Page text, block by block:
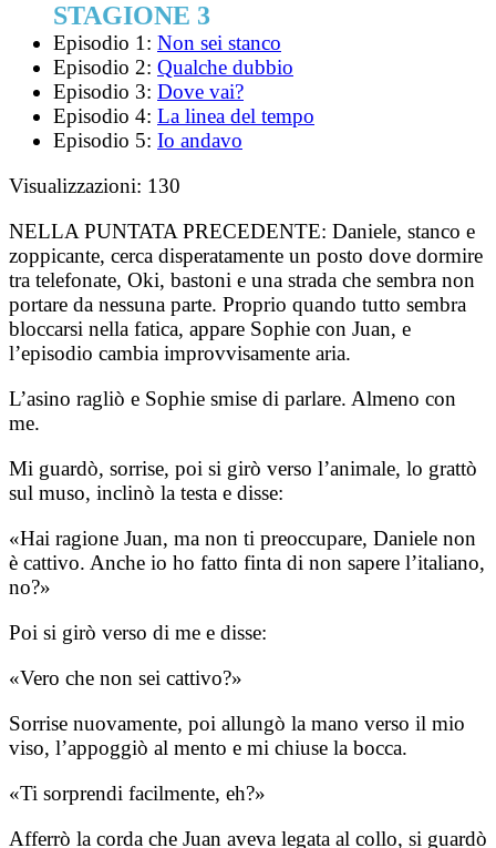
STAGIONE 3
Episodio 1: Non sei stanco
Episodio 2: Qualche dubbio
Episodio 3: Dove vai?
Episodio 4: La linea del tempo
Episodio 5: Io andavo
Visualizzazioni: 130
NELLA PUNTATA PRECEDENTE: Daniele, stanco e
zoppicante, cerca disperatamente un posto dove dormire
tra telefonate, Oki, bastoni e una strada che sembra non
portare da nessuna parte. Proprio quando tutto sembra
bloccarsi nella fatica, appare Sophie con Juan, e
l’episodio cambia improvvisamente aria.
L’asino ragliò e Sophie smise di parlare. Almeno con
me.
Mi guardò, sorrise, poi si girò verso l’animale, lo grattò
sul muso, inclinò la testa e disse:
«Hai ragione Juan, ma non ti preoccupare, Daniele non
è cattivo. Anche io ho fatto finta di non sapere l’italiano,
no?»
Poi si girò verso di me e disse:
«Vero che non sei cattivo?»
Sorrise nuovamente, poi allungò la mano verso il mio
viso, l’appoggiò al mento e mi chiuse la bocca.
«Ti sorprendi facilmente, eh?»
Afferrò la corda che Juan aveva legata al collo, si guardò